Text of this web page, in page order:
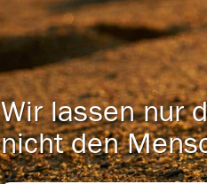
Wir lassen nur
nicht den